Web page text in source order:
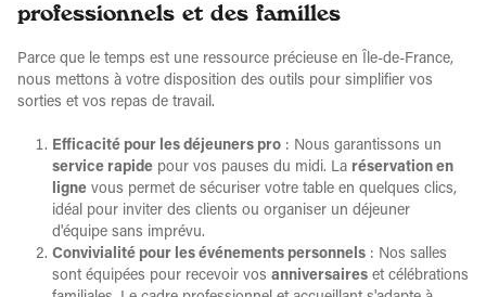
professionnels et des familles
Parce que le temps est une ressource précieuse en Île-de-France,
nous mettons à votre disposition des outils pour simplifier vos
sorties et vos repas de travail.
Efficacité pour les déjeuners pro : Nous garantissons un
service rapide pour vos pauses du midi. La réservation en
ligne vous permet de sécuriser votre table en quelques clics,
idéal pour inviter des clients ou organiser un déjeuner
d'équipe sans imprévu.
Convivialité pour les événements personnels : Nos salles
sont équipées pour recevoir vos anniversaires et célébrations